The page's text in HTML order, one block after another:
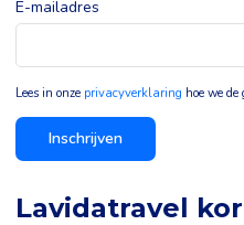
E-mailadres
Lees in onze privacyverklaring hoe we
Inschrijven
Lavidatravel